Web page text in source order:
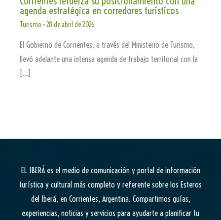
agenda estratégica en corredores turísticos
Turismo •28 de abril de 2026
El Gobierno de Corrientes, a través del Ministerio de Turismo,
llevó adelante una intensa agenda de trabajo territorial con la
[…]
EL IBERÁes el medio de comunicación y portal de información
turística y cultural más completo y referente sobre los Esteros
del Iberá, en Corrientes, Argentina. Compartimos guías,
experiencias, noticias y servicios para ayudarte a planificar tu